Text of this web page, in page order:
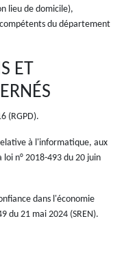
lieu de domicile),
du département
ET
(RGPD).
à l'informatique, aux
n° 2018-493 du 20 juin
dans l'économie
du 21 mai 2024 (SREN).